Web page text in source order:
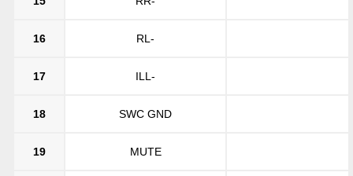
16 RL-
17 ILL-
18 SWC GND
19 MUTE